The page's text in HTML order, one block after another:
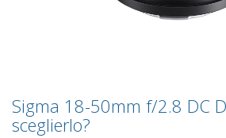
Sigma 18-50mm f/2.8 DC
sceglierlo?